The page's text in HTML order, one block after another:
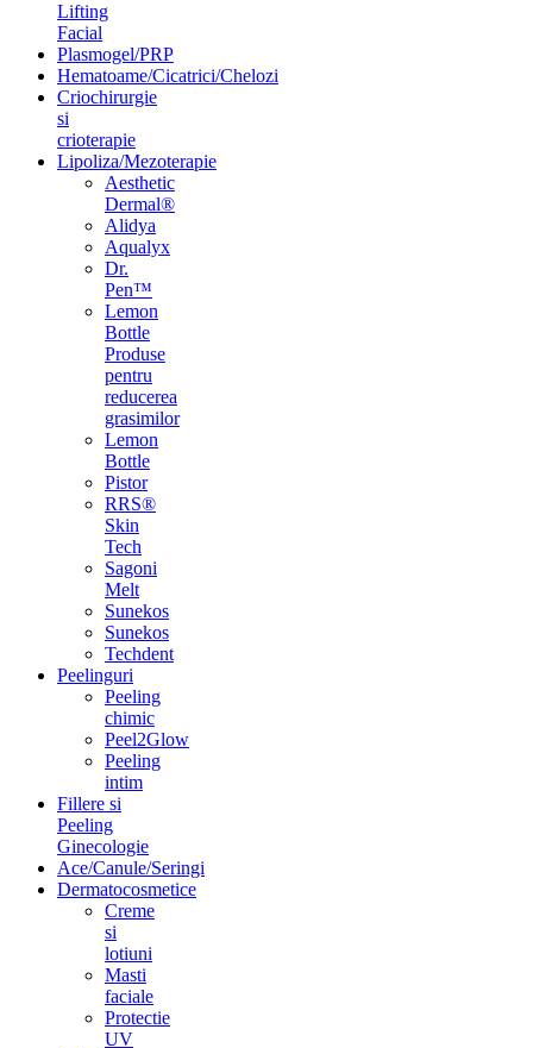
Fire
Lifting
Facial
Plasmogel/PRP
Hematoame/Cicatrici/Chelozi
Criochirurgie
si
crioterapie
Lipoliza/Mezoterapie
Aesthetic
Dermal®
Alidya
Aqualyx
Dr.
Pen™
Lemon
Bottle
Produse
pentru
reducerea
grasimilor
Lemon
Bottle
Pistor
RRS®
Skin
Tech
Sagoni
Melt
Sunekos
Sunekos
Techdent
Peelinguri
Peeling
chimic
Peel2Glow
Peeling
intim
Fillere si
Peeling
Ginecologie
Ace/Canule/Seringi
Dermatocosmetice
Creme
si
lotiuni
Masti
faciale
Protectie